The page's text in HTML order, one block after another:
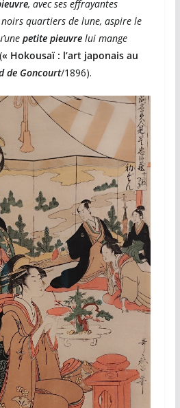
, avec ses effrayantes
quartiers de lune, aspire le
petite pieuvrelui mange
« Hokousaï : l’art japonais au
de Goncourt/1896).